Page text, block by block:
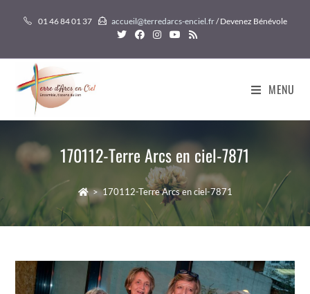
01 46 84 01 37 accueil@terredarcs-enciel.fr/ Devenez Bénévole
MENU
170112-Terre Arcs en ciel-7871
> 170112-Terre Arcs en ciel-7871